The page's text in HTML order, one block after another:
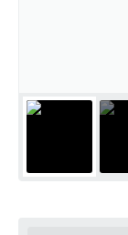
Legislação
Acessibilidade